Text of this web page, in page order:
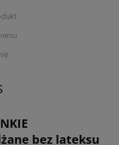
bez lateksu